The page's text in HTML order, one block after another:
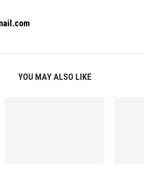
YOU MAY ALSO LIKE